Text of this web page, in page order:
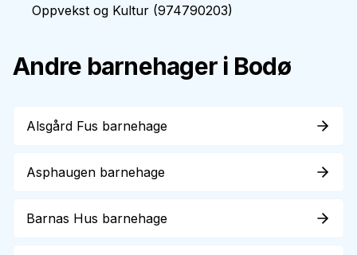
Oppvekst og Kultur (974790203)
Andre barnehager i Bodø
Alsgård Fus barnehage
Asphaugen barnehage
Barnas Hus barnehage